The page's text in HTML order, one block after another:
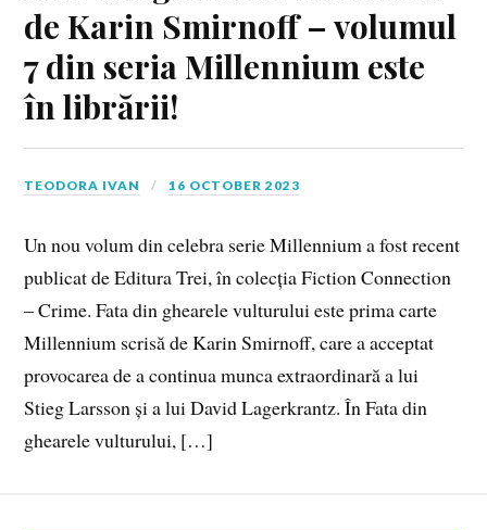
de Karin Smirnoff – volumul
7 din seria Millennium este
în librării!
TEODORA IVAN 16 OCTOBER 2023
Un nou volum din celebra serie Millennium a fost recent
publicat de Editura Trei, în colecția Fiction Connection
– Crime. Fata din ghearele vulturului este prima carte
Millennium scrisă de Karin Smirnoff, care a acceptat
provocarea de a continua munca extraordinară a lui
Stieg Larsson și a lui David Lagerkrantz. În Fata din
ghearele vulturului, […]